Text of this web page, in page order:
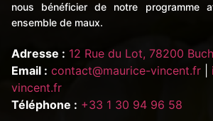
nous bénéficier de notre programme
ensemble de maux.
Adresse : 12 Rue du Lot, 78200
Email : contact@maurice-vincent.fr
vincent.fr
Téléphone : +33 1 30 94 96 58